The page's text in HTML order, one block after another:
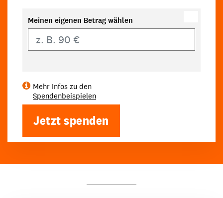
Meinen eigenen Betrag wählen
Mehr Infos zu den
Spendenbeispielen
Jetzt spenden